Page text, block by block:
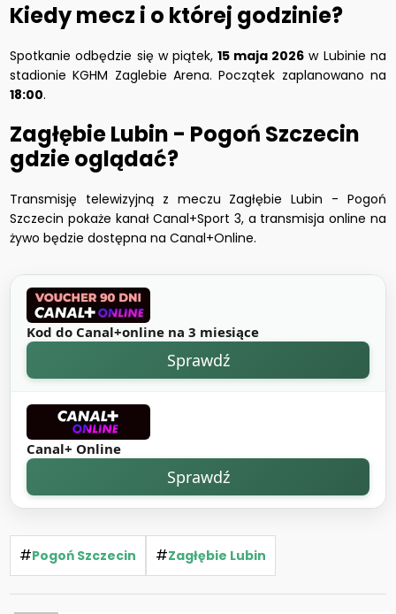
Kiedy mecz i o której godzinie?
Spotkanie odbędzie się w piątek, 15 maja 2026 w Lubinie na
stadionie KGHM Zaglebie Arena. Początek zaplanowano na
18:00.
Zagłębie Lubin - Pogoń Szczecin
gdzie oglądać?
Transmisję telewizyjną z meczu Zagłębie Lubin - Pogoń
Szczecin pokaże kanał Canal+Sport 3, a transmisja online na
żywo będzie dostępna na Canal+Online.
Kod do Canal+online na 3 miesiące
Sprawdź
Canal+ Online
Sprawdź
#Pogoń Szczecin #Zagłębie Lubin